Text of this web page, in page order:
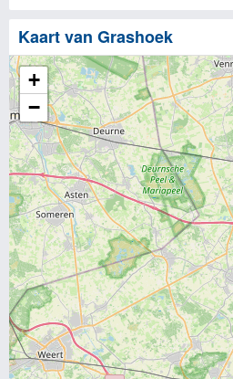
Kaart van Grashoek
+
−